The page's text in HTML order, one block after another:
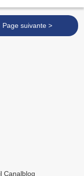
Page suivante >
Canalblog